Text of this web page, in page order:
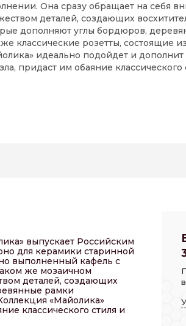
Она сразу обращает на себя
деталей, создающих
дополняют углы бордюров,
классические розетты, состоящие
идеально подойдет и
придаст им обаяние
выпускает Российским
для керамики старинной
выполненный кафель с
же мозаичном
деталей, создающих
рамки
«Майолика»
классического стиля и